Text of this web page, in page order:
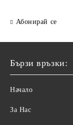
Абонирай се
Бързи връзки:
Начало
За Нас